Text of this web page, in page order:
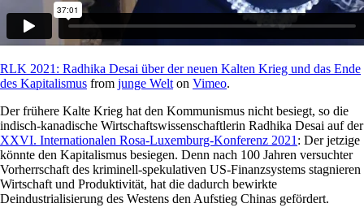
RLK 2021: Radhika Desai über der neuen Kalten Krieg und das Ende
des Kapitalismus from junge Welt on Vimeo.
Der frühere Kalte Krieg hat den Kommunismus nicht besiegt, so die
indisch-kanadische Wirtschaftswissenschaftlerin Radhika Desai auf der
XXVI. Internationalen Rosa-Luxemburg-Konferenz 2021 : Der jetzige
könnte den Kapitalismus besiegen. Denn nach 100 Jahren versuchter
Vorherrschaft des kriminell-spekulativen US-Finanzsystems stagnieren
Wirtschaft und Produktivität, hat die dadurch bewirkte
Deindustrialisierung des Westens den Aufstieg Chinas gefördert.